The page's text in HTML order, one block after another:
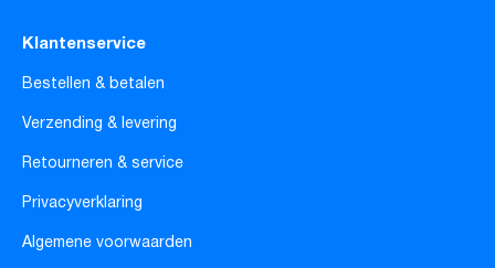
Klantenservice
Bestellen & betalen
Verzending & levering
Retourneren & service
Privacyverklaring
Algemene voorwaarden